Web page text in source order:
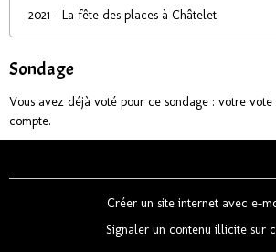
2021 - La fête des places à Châtelet
Sondage
Vous avez déjà voté pour ce sondage : votre
compte.
Créer un site internet avec e-
Signaler un contenu illicite sur